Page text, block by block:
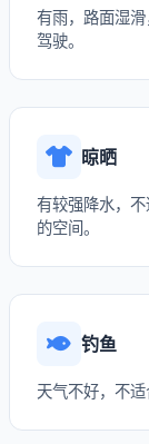
有雨，路面湿
驾驶。
晾晒
有较强降水，
的空间。
钓鱼
天气不好，不适